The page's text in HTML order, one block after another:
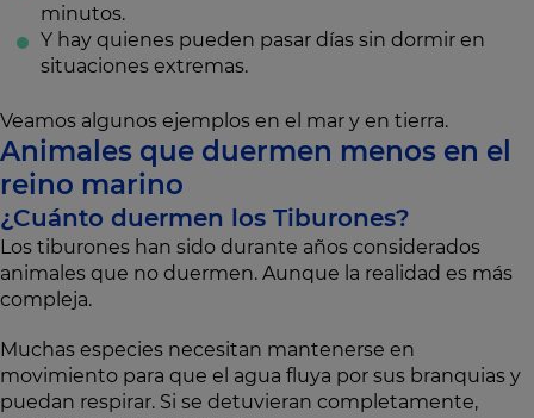
minutos.
Y hay quienes pueden pasar días sin dormir en
situaciones extremas.
Veamos algunos ejemplos en el mar y en tierra.
Animales que duermen menos en el
reino marino
¿Cuánto duermen los Tiburones?
Los tiburones han sido durante años considerados
animales que no duermen. Aunque la realidad es más
compleja.
Muchas especies necesitan mantenerse en
movimiento para que el agua fluya por sus branquias y
puedan respirar. Si se detuvieran completamente,